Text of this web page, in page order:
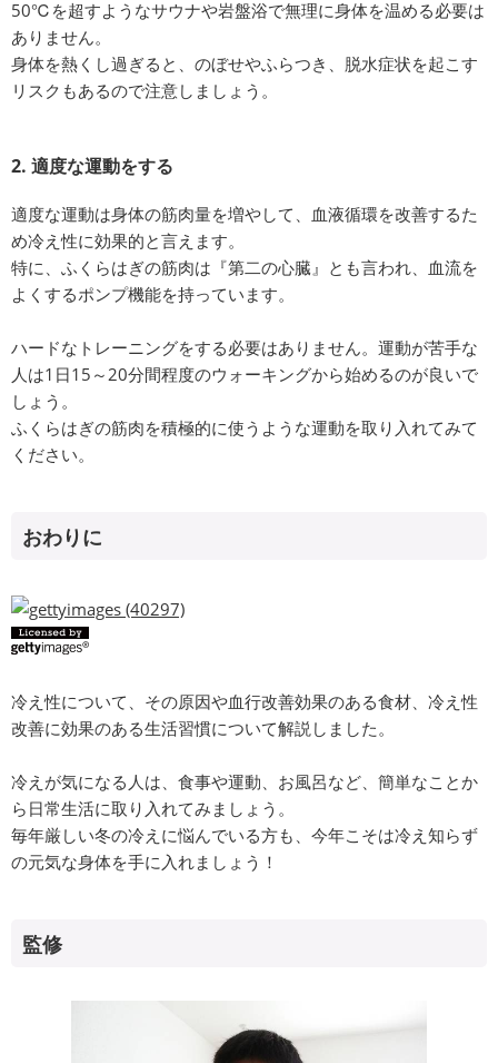
50℃を超すようなサウナや岩盤浴で無理に身体を温める必要は
ありません。
身体を熱くし過ぎると、のぼせやふらつき、脱水症状を起こす
リスクもあるので注意しましょう。
2. 適度な運動をする
適度な運動は身体の筋肉量を増やして、血液循環を改善するた
め冷え性に効果的と言えます。
特に、ふくらはぎの筋肉は『第二の心臓』とも言われ、血流を
よくするポンプ機能を持っています。
ハードなトレーニングをする必要はありません。運動が苦手な
人は1日15～20分間程度のウォーキングから始めるのが良いで
しょう。
ふくらはぎの筋肉を積極的に使うような運動を取り入れてみて
ください。
おわりに
冷え性について、その原因や血行改善効果のある食材、冷え性
改善に効果のある生活習慣について解説しました。
冷えが気になる人は、食事や運動、お風呂など、簡単なことか
ら日常生活に取り入れてみましょう。
毎年厳しい冬の冷えに悩んでいる方も、今年こそは冷え知らず
の元気な身体を手に入れましょう！
監修